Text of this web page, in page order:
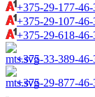
+375-29-177-46-
+375-29-107-46-
+375-29-618-46-
+375-33-389-46-
+375-29-877-46-